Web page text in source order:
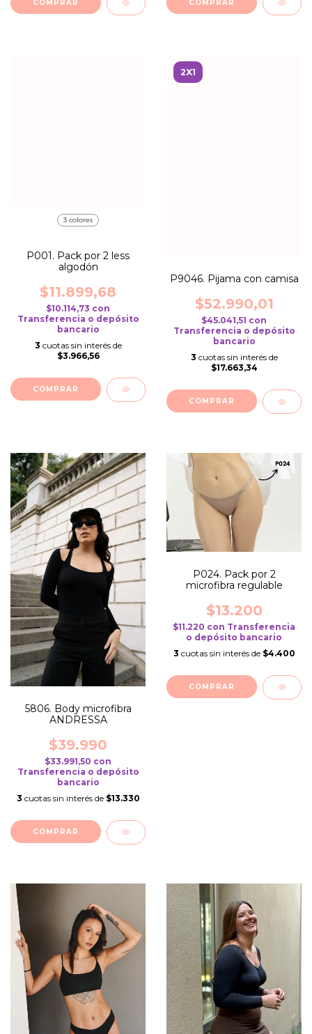
COMPRAR COMPRAR
3 colores
P001. Pack por 2 less
algodón
$11.899,68
$10.114,73 con
Transferencia o depósito
bancario
3 cuotas sin interés de
$3.966,56
COMPRAR
2X1
P9046. Pijama con camisa
$52.990,01
$45.041,51 con
Transferencia o depósito
bancario
3 cuotas sin interés de
$17.663,34
COMPRAR
5806. Body microfibra
ANDRESSA
$39.990
$33.991,50 con
Transferencia o depósito
bancario
3 cuotas sin interés de $13.330
COMPRAR
P024. Pack por 2
microfibra regulable
$13.200
$11.220 con Transferencia
o depósito bancario
3 cuotas sin interés de $4.400
COMPRAR